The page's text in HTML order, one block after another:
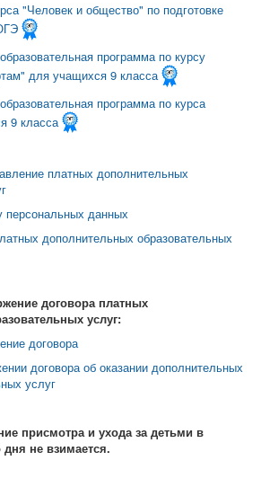
"Человек и общество" по подготовке
программа по курсу
для учащихся 9 класса
программа по курса
9 класса
платных дополнительных
персональных данных
дополнительных образовательных
договора платных
услуг:
договора
договора об оказании дополнительных
услуг
присмотра и ухода за детьми в
дня не взимается.